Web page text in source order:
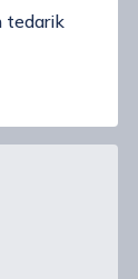
tedarik